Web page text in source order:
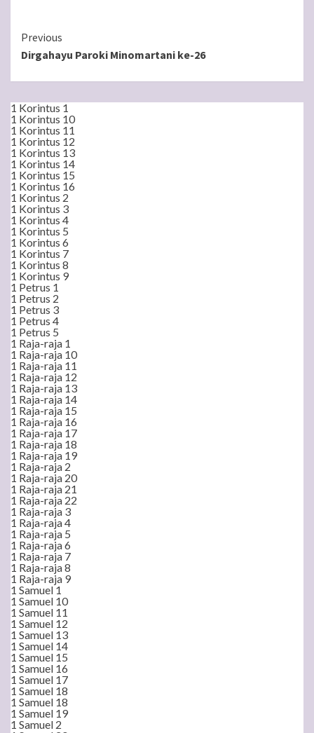
Continue
Reading
Previous
Dirgahayu Paroki Minomartani ke-26
1 Korintus 1
1 Korintus 10
1 Korintus 11
1 Korintus 12
1 Korintus 13
1 Korintus 14
1 Korintus 15
1 Korintus 16
1 Korintus 2
1 Korintus 3
1 Korintus 4
1 Korintus 5
1 Korintus 6
1 Korintus 7
1 Korintus 8
1 Korintus 9
1 Petrus 1
1 Petrus 2
1 Petrus 3
1 Petrus 4
1 Petrus 5
1 Raja-raja 1
1 Raja-raja 10
1 Raja-raja 11
1 Raja-raja 12
1 Raja-raja 13
1 Raja-raja 14
1 Raja-raja 15
1 Raja-raja 16
1 Raja-raja 17
1 Raja-raja 18
1 Raja-raja 19
1 Raja-raja 2
1 Raja-raja 20
1 Raja-raja 21
1 Raja-raja 22
1 Raja-raja 3
1 Raja-raja 4
1 Raja-raja 5
1 Raja-raja 6
1 Raja-raja 7
1 Raja-raja 8
1 Raja-raja 9
1 Samuel 1
1 Samuel 10
1 Samuel 11
1 Samuel 12
1 Samuel 13
1 Samuel 14
1 Samuel 15
1 Samuel 16
1 Samuel 17
1 Samuel 18
1 Samuel 18
1 Samuel 19
1 Samuel 2